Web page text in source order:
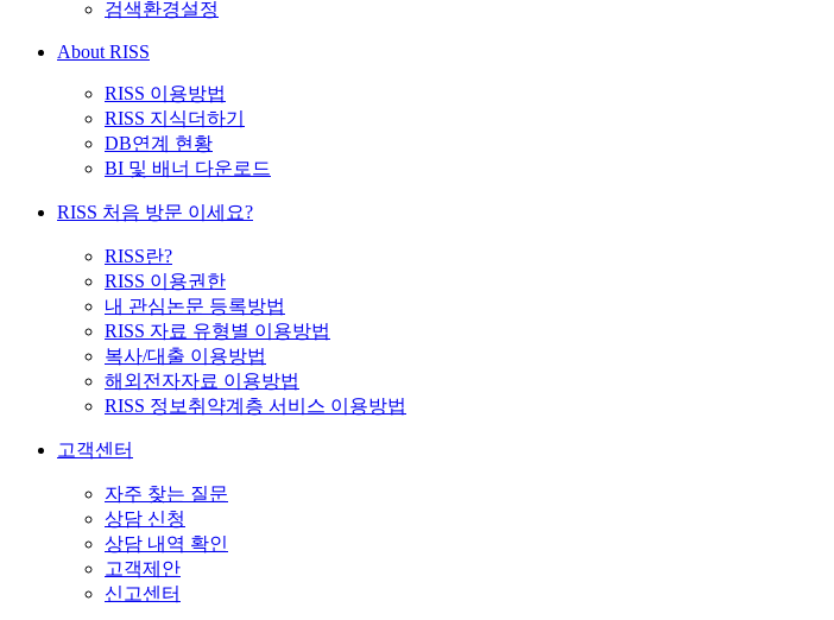
검색환경설정
About RISS
RISS 이용방법
RISS 지식더하기
DB연계 현황
BI 및 배너 다운로드
RISS 처음 방문 이세요?
RISS란?
RISS 이용권한
내 관심논문 등록방법
RISS 자료 유형별 이용방법
복사/대출 이용방법
해외전자자료 이용방법
RISS 정보취약계층 서비스 이용방법
고객센터
자주 찾는 질문
상담 신청
상담 내역 확인
고객제안
신고센터